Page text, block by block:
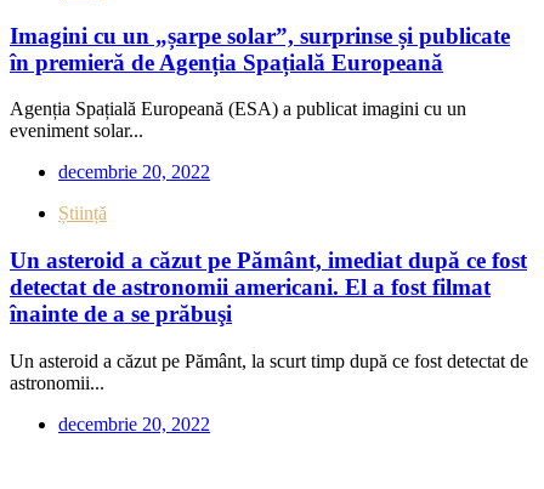
Imagini cu un „șarpe solar”, surprinse și publicate
în premieră de Agenția Spațială Europeană
Agenția Spațială Europeană (ESA) a publicat imagini cu un
eveniment solar...
decembrie 20, 2022
Știință
Un asteroid a căzut pe Pământ, imediat după ce fost
detectat de astronomii americani. El a fost filmat
înainte de a se prăbuşi
Un asteroid a căzut pe Pământ, la scurt timp după ce fost detectat de
astronomii...
decembrie 20, 2022